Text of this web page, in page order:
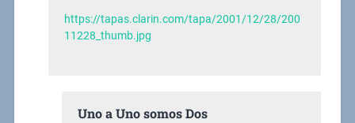
https://tapas.clarin.com/tapa/2001/12/28/200
11228_thumb.jpg
Uno a Uno somos Dos